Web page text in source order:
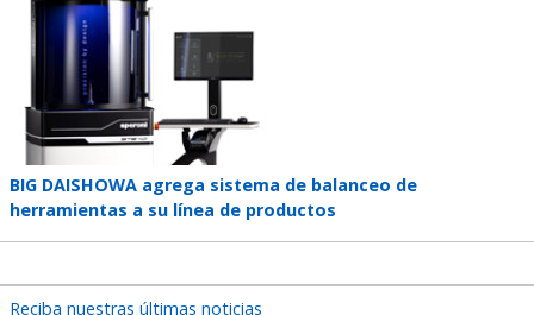
image
Teaser
title
BIG DAISHOWA agrega sistema de balanceo de
herramientas a su línea de productos
Reciba nuestras últimas noticias